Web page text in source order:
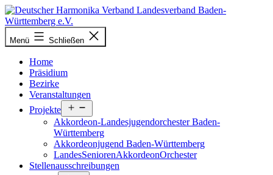
Zum
Inhalt
springen
Deutscher
Harmonika-
Menü Schließen
Home
Präsidium
Bezirke
Veranstaltungen
Projekte
öffnen
Akkordeon-Landesjugendorchester Baden-
Württemberg
Akkordeonjugend Baden-Württemberg
LandesSeniorenAkkordeonOrchester
Stellenausschreibungen